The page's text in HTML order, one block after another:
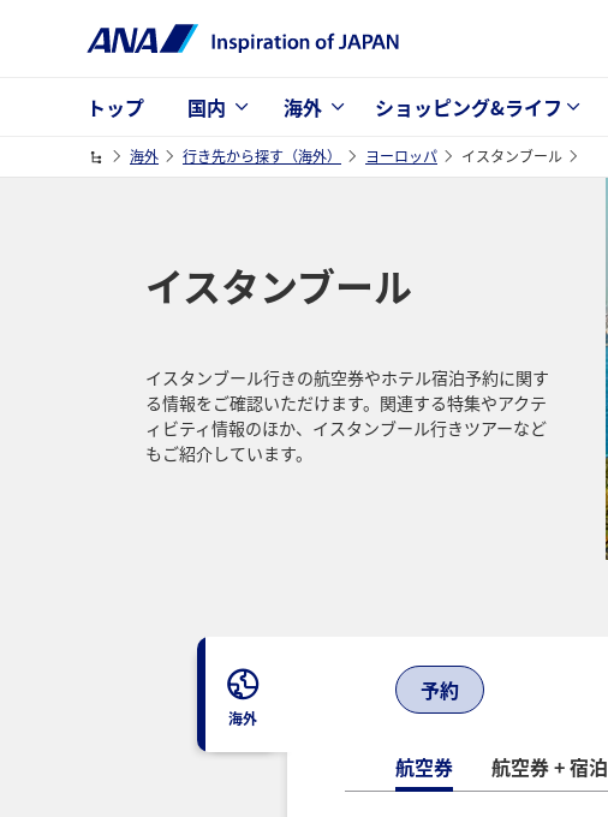
トップ 国内 海外 ショッピング&ライフ
海外 行き先から探す（海外） ヨーロッパ イスタンブール
イスタンブール
イスタンブール行きの航空券やホテル宿泊予約に関す
る情報をご確認いただけます。関連する特集やアクテ
ィビティ情報のほか、イスタンブール行きツアーなど
もご紹介しています。
海外
予約
航空券 航空券 + 宿泊